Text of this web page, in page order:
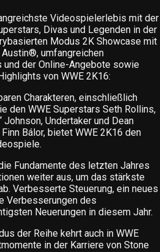
Videospielerlebis mit der
Divas und Legenden in der
Modus 2K Showcase mit
umfangreichen
der Online-Angebote sowie
von WWE 2K16:
Charakteren, einschließlich
den WWE Superstars Seth Rollins,
Johnson, Undertaker und Dean
Bálor, bietet WWE 2K16 den
Fundamente des letzten Jahres
weiter aus, um das stärkste
Verbesserte Steuerung, ein neues
Verbesserungen des
Neuerungen in diesem Jahr.
der Reihe kehrt auch in WWE
in der Karriere von Stone